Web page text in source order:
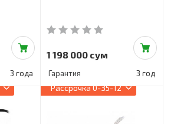
3 года
1 198 000 сум
Гарантия 3 год
Рассрочка0-35-12